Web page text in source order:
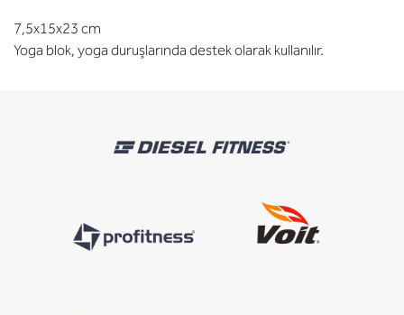
7,5x15x23 cm
Yoga blok, yoga duruşlarında destek olarak kullanılır.